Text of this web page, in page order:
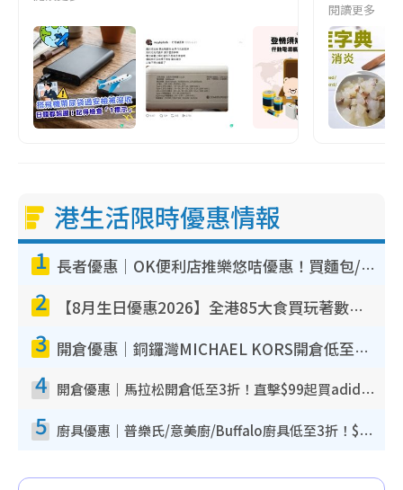
閱讀更多
港生活限時優惠情報
1 長者優惠｜OK便利店推樂悠咭優惠！買麵包/牛奶/保健品拍卡即減
2 【8月生日優惠2026】全港85大食買玩著數攻略 自助餐/火鍋放題同行免費＋誠品/DONKI送現金券
3 開倉優惠｜銅鑼灣MICHAEL KORS開倉低至17折！直擊$500起買手袋/銀包/鞋款 必買經典Jet Set系列
4 開倉優惠｜馬拉松開倉低至3折！直擊$99起買adidas／New Balance／Puma鞋款 STANLEY保溫杯劈價至$119起
5 廚具優惠｜普樂氏/意美廚/Buffalo廚具低至3折！$89起買煎鍋／炒鑊／個人鍋 同場小家電激減至$99起